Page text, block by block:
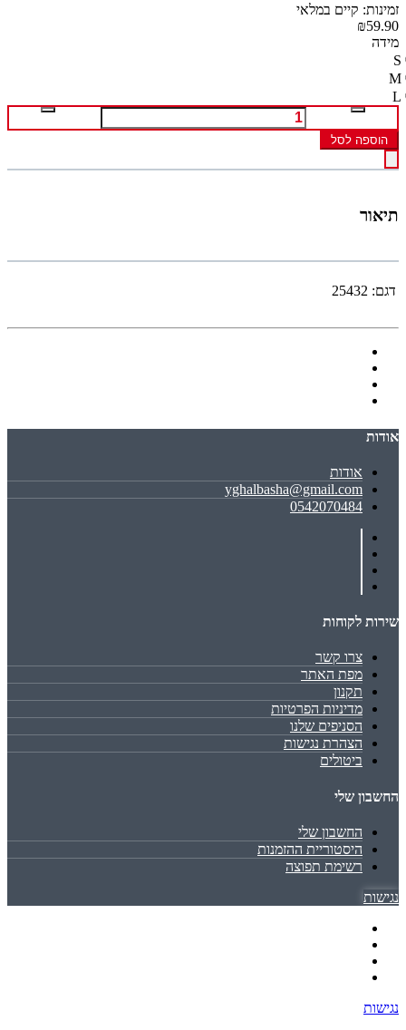
זמינות: קיים במלאי
₪59.90
מידה
S
M
L
הוספה לסל
תיאור
דגם: 25432
אודות
אודות
yghalbasha@gmail.com
0542070484
שירות לקוחות
צרו קשר
מפת האתר
תקנון
מדיניות הפרטיות
הסניפים שלנו
הצהרת נגישות
ביטולים
החשבון שלי
החשבון שלי
היסטוריית ההזמנות
רשימת תפוצה
נגישות
נגישות